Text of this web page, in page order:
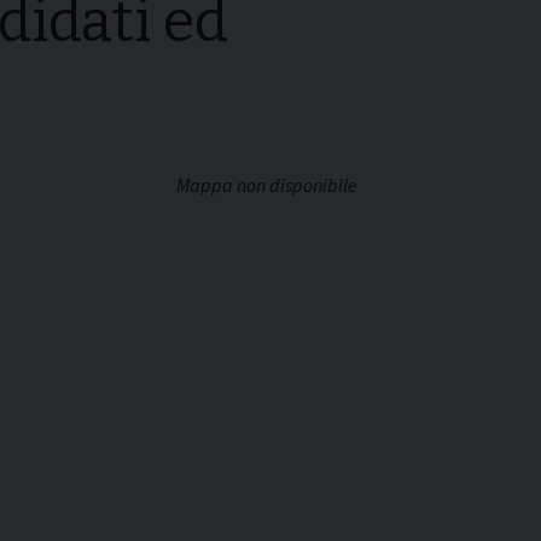
ed
Mappa non disponibile